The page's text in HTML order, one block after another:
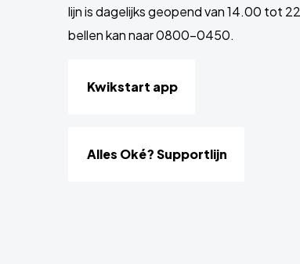
lijn is dagelijks geopend van 14.00 tot
bellen kan naar 0800-0450.
Kwikstart app
Alles Oké? Supportlijn